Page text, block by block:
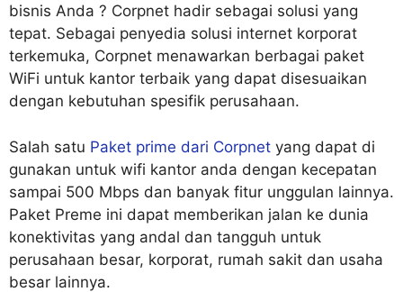
bisnis Anda ? Corpnet hadir sebagai solusi yang
tepat. Sebagai penyedia solusi internet korporat
terkemuka, Corpnet menawarkan berbagai paket
WiFi untuk kantor terbaik yang dapat disesuaikan
dengan kebutuhan spesifik perusahaan.
Salah satu Paket prime dari Corpnet yang dapat di
gunakan untuk wifi kantor anda dengan kecepatan
sampai 500 Mbps dan banyak fitur unggulan lainnya.
Paket Preme ini dapat memberikan jalan ke dunia
konektivitas yang andal dan tangguh untuk
perusahaan besar, korporat, rumah sakit dan usaha
besar lainnya.